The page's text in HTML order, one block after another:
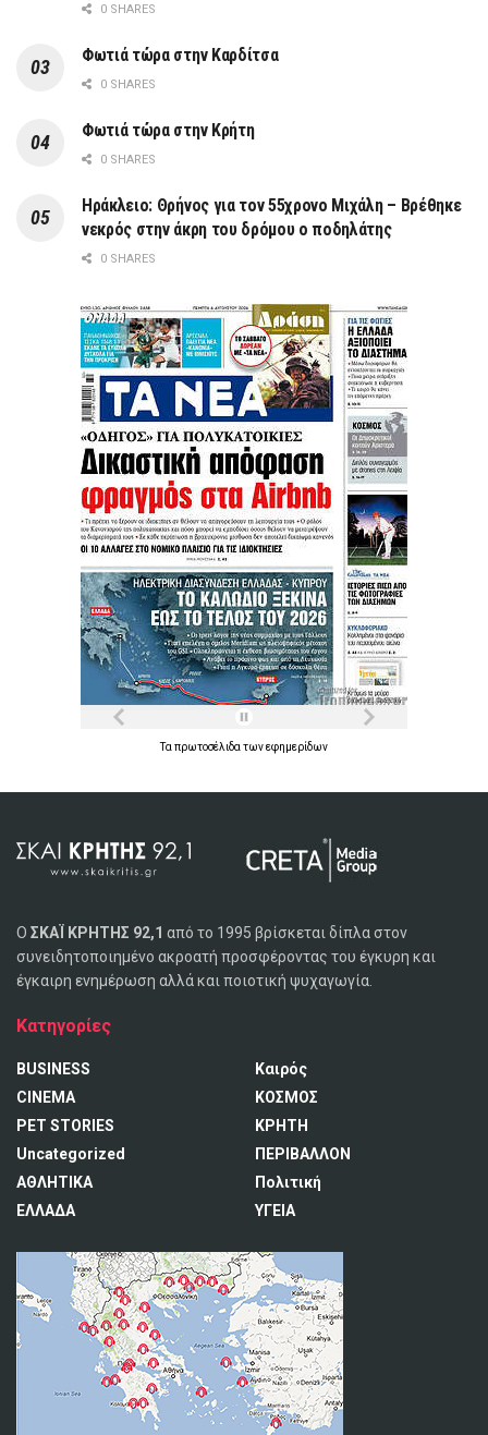
0 SHARES
Φωτιά τώρα στην Καρδίτσα
0 SHARES
Φωτιά τώρα στην Κρήτη
0 SHARES
Ηράκλειο: Θρήνος για τον 55χρονο Μιχάλη – Βρέθηκε
νεκρός στην άκρη του δρόμου ο ποδηλάτης
0 SHARES
Τα πρωτοσέλιδα τωνεφημερίδων
Ο ΣΚΑΪ ΚΡΗΤΗΣ 92,1 από το 1995 βρίσκεται δίπλα στον
συνειδητοποιημένο ακροατή προσφέροντας του έγκυρη και
έγκαιρη ενημέρωση αλλά και ποιοτική ψυχαγωγία.
Κατηγορίες
BUSINESS
CINEMA
PET STORIES
Uncategorized
ΑΘΛΗΤΙΚΑ
ΕΛΛΑΔΑ
Καιρός
ΚΟΣΜΟΣ
ΚΡΗΤΗ
ΠΕΡΙΒΑΛΛΟΝ
Πολιτική
ΥΓΕΙΑ